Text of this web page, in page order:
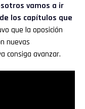
vamos a ir
los capítulos que
que la oposición
nuevas
consiga avanzar.